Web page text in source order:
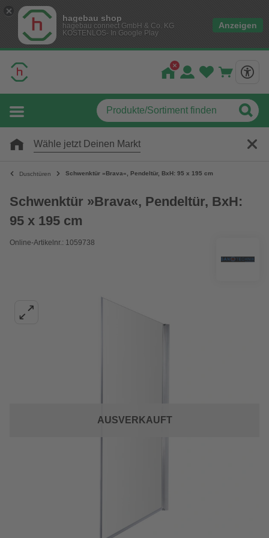
hagebau shop
hagebau connect GmbH & Co. KG
KOSTENLOS- In Google Play
Anzeigen
Wähle jetzt Deinen Markt
Duschtüren Schwenktür »Brava«, Pendeltür, BxH: 95 x 195 cm
Schwenktür »Brava«, Pendeltür, BxH:
95 x 195 cm
Online-Artikelnr.: 1059738
AUSVERKAUFT